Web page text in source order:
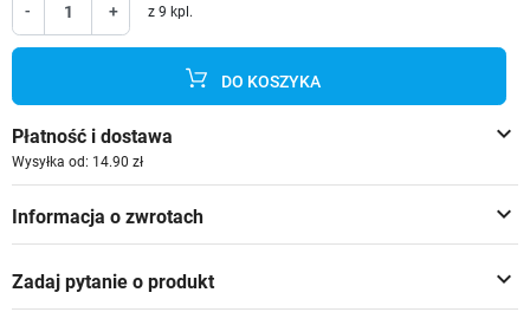
- + z 9 kpl.
DO KOSZYKA
keyboard_arrow_down
Płatność i dostawa
Wysyłka od: 14.90 zł
keyboard_arrow_down
Informacja o zwrotach
keyboard_arrow_down
Zadaj pytanie o produkt